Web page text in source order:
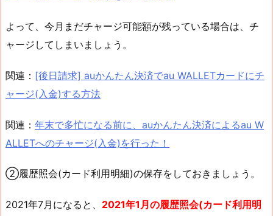
よって、今月まだチャージ可能額が残っている場合は、チ
ャージしてしまいましょう。
関連： [後日請求] auかんたん決済でau WALLETカードにチ
ャージ(入金)する方法
関連： 年末で多忙になる前に、auかんたん決済によるau W
ALLETへのチャージ(入金)を行った！
②履歴照会(カード利用明細)の保存をしておきましょう。
2021年7月になると、 2021年1月の履歴照会(カード利用明